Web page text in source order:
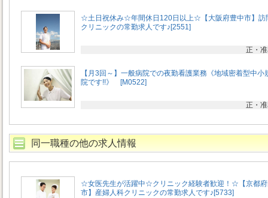
☆土日祝休み☆年間休日120日以上☆【大阪府豊中市】訪
クリニックの常勤求人です♪[2551]
正・
【月3回～】一般病院での夜勤看護業務《地域密着型中小
院です!!》 [M0522]
正・
同一職種の他の求人情報
☆女医先生が活躍中☆クリニック経験者歓迎！☆【京都
市】産婦人科クリニックの常勤求人です♪[5733]